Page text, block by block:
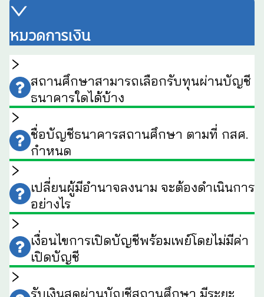
หมวดการเงิน
สถานศึกษาสามารถเลือกรับทุนผ่านบัญชี
ธนาคารใดได้บ้าง
ชื่อบัญชีธนาคารสถานศึกษา ตามที่ กสศ.
กำหนด
เปลี่ยนผู้มีอำนาจลงนาม จะต้องดำเนินการ
อย่างไร
เงื่อนไขการเปิดบัญชีพร้อมเพย์โดยไม่มีค่า
เปิดบัญชี
รับเงินสดผ่านบัญชีสถานศึกษา มีระยะ